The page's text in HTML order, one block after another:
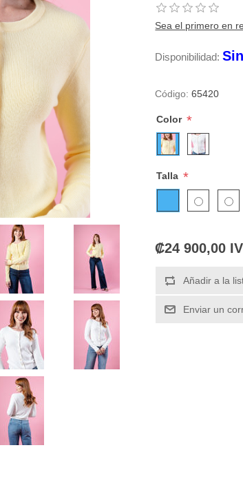
Sea el primero en
Disponibilidad:
Código: 65420
Color *
Talla *
₡24 900,00